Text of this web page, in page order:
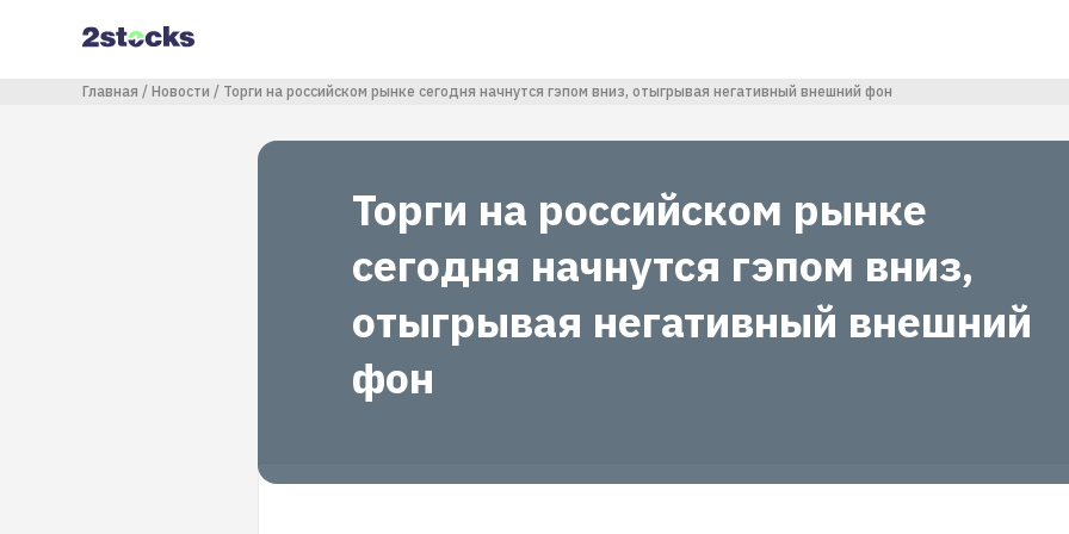
содержанию
Строка навигации
Главная Новости Торги на российском рынке сегодня начнутся гэпом вниз, отыгрывая негативный внешний фон
Торги на российском рынке
сегодня начнутся гэпом вниз,
отыгрывая негативный внешний
фон